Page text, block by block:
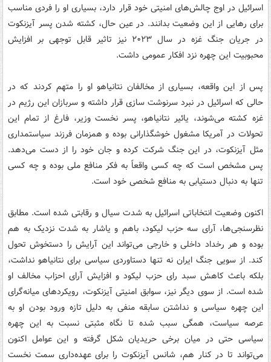
اسرائیل در اوج چالش‌های امنیتی خود قرار دارد، بسیاری او را فردی مناسب
برای رهایی از این وضعیت بدانند. در عین حال، کشته شدن پسر آیزنکوت
در جریان جنگ غزه در سال ۲۰۲۳ نیز تاثیر قابل توجهی بر افزایش
محبوبیت این چهره نزد افکار عمومی داشت.
پس از این واقعه، بسیاری از مخالفان نتانیاهو او را متهم کردند که در
حالی که اسرائیل در نبرد سرنوشت سازی قرار داشته و سربازان این رژیم در
غزه کشته می‌شوند، یائیر نتانیاهو، پسر نخست وزیر، فارغ از تمام این
تحولات در آمریکا مشغول خوشگذارانی بوده و همزمان فرزند سیاستمداری
مثل آیزنکوت، در این جنگ شرکت کرده و جان خود را از دست می‌دهد.
پس مشخص است که چه کسی واقعاً به فکر منافع ملی بوده و چه کسی
تنها به دنبال دستیابی به منافع شخصی خود است.
اکنون وضعیت انتخاباتی اسرائیل به شدت سیال و رقابتی شده است. مطابق
نظرسنجی‌ها، آرای سه حزب لیکود، باهم و یاشار به شدت نزدیک به هم
بوده و هر رخداد داخلی و خارجی می‌تواند این آرایش را دستخوش تحول
کند. از سویی جنگ ایران نه تنها دستاوردی سیاسی برای نتانیاهو نداشت،
بلکه باعث کاهش سبد رای حزب لیکود و افزایش آرای احزاب مخالف او
شده است. از سوی دیگر نیز، سوابق امنیتی آیزنکوت، رویکردهای میانه‌گرای
این چهره سیاسی و نداشتن سابقه منفی به دلیل تازه ورود بودن او به
عرصه سیاست، همگی سبب شده تا نگاه مثبتی نسبت به این چهره
سیاسی حتی در میان برخی حریدیان شکل گرفته و این عوامل اکنون
می‌تواند تا در کنار هم، شانس آیزنکوت را برای عهده‌داری سمت نخست